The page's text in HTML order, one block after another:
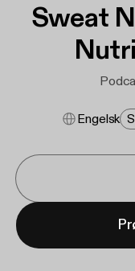
Sweat
Engelsk